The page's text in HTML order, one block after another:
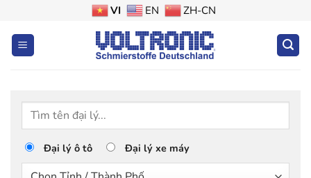
dung
VI EN ZH-CN
Đại lý ô tô Đại lý xe máy